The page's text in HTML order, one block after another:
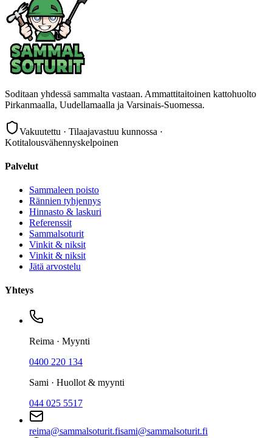
Soditaan yhdessä sammalta vastaan. Ammattitaitoinen kattohuolto
Pirkanmaalla, Uudellamaalla ja Varsinais-Suomessa.
Vakuutettu · Tilaajavastuu kunnossa ·
Kotitalousvähennyskelpoinen
Palvelut
Sammaleen poisto
Rännien tyhjennys
Hinnasto & laskuri
Referenssit
Sammalsoturit
Vinkit & niksit
Vinkit & niksit
Jätä arvostelu
Yhteys
Reima · Myynti
0400 220 134
Sami · Huollot & myynti
044 025 5517
reima@sammalsoturit.fisami@sammalsoturit.fi